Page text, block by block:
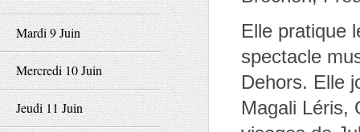
Mardi 9 Juin
Mercredi 10 Juin
Jeudi 11 Juin
Elle pratique
spectacle
Dehors. Elle
Magali Léris,